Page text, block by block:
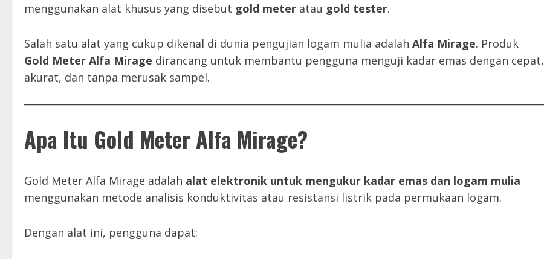
menggunakan alat khusus yang disebut gold meter atau gold tester.
Salah satu alat yang cukup dikenal di dunia pengujian logam mulia adalah Alfa Mirage. Produk
Gold Meter Alfa Mirage dirancang untuk membantu pengguna menguji kadar emas dengan cepat,
akurat, dan tanpa merusak sampel.
Apa Itu Gold Meter Alfa Mirage?
Gold Meter Alfa Mirage adalah alat elektronik untuk mengukur kadar emas dan logam mulia
menggunakan metode analisis konduktivitas atau resistansi listrik pada permukaan logam.
Dengan alat ini, pengguna dapat: